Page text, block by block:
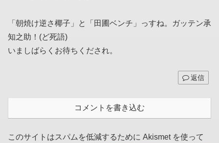
「朝焼け逆さ椰子」と「田圃ベンチ」っすね。ガッテン承
知之助！(ど死語)
いましばらくお待ちくだされ。
返信
コメントを書き込む
このサイトはスパムを低減するために Akismet を使って